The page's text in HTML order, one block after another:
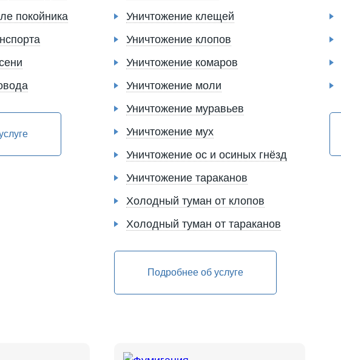
покойника
Уничтожение клещей
Уничтожение клопов
Уничтожение комаров
Уничтожение моли
Уничтожение муравьев
Уничтожение мух
Уничтожение ос и осиных гнёзд
Уничтожение тараканов
Холодный туман от клопов
Холодный туман от тараканов
Подробнее об услуге